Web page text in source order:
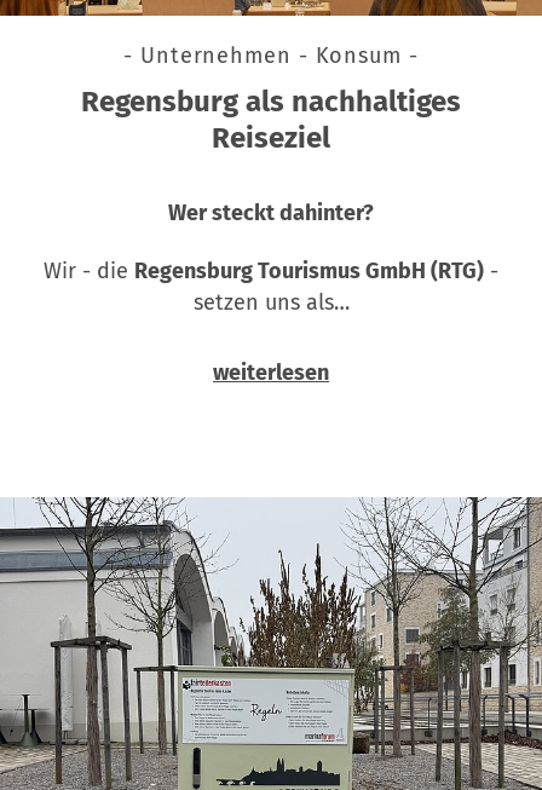
- Unternehmen - Konsum -
Regensburg als nachhaltiges
Reiseziel
Wer steckt dahinter?
Wir - die Regensburg Tourismus GmbH (RTG) -
setzen uns als…
weiterlesen